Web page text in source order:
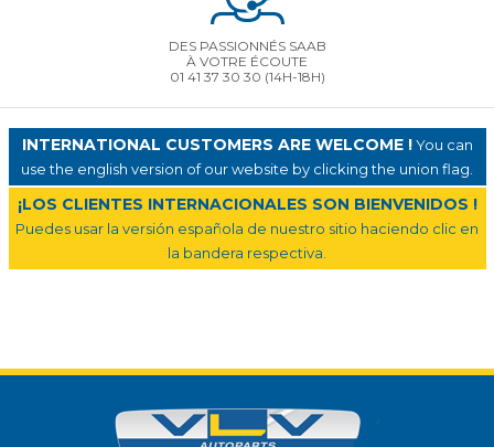
DES PASSIONNÉS SAAB
À VOTRE ÉCOUTE
01 41 37 30 30 (14H-18H)
INTERNATIONAL CUSTOMERS ARE WELCOME !You can
use the english version of our website by clicking the union flag.
¡LOS CLIENTES INTERNACIONALES SON BIENVENIDOS !
Puedes usar la versión española de nuestro sitio haciendo clic en
la bandera respectiva.